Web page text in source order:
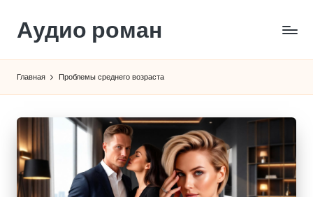
Перейти
содержимому
Аудио роман
Главная Проблемы среднего возраста